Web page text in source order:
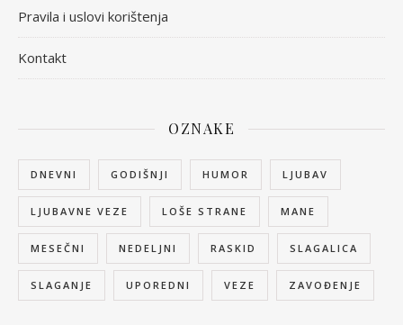
Pravila i uslovi korištenja
Kontakt
OZNAKE
DNEVNI GODIŠNJI HUMOR LJUBAV
LJUBAVNE VEZE LOŠE STRANE MANE
MESEČNI NEDELJNI RASKID SLAGALICA
SLAGANJE UPOREDNI VEZE ZAVOĐENJE